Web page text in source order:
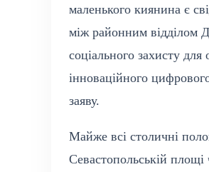
маленького киянина є
між районним відділом
соціального захисту
інноваційного
заяву.
Майже всі столичні
Севастопольській